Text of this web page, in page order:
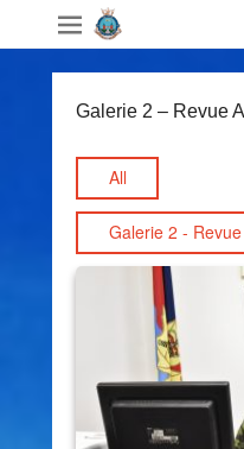
Galerie 2 – Revue
All
Galerie 2 -